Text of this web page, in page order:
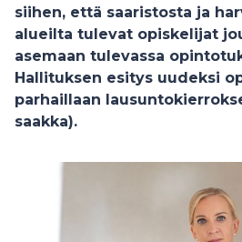
siihen, että saaristosta ja
alueilta tulevat opiskelijat
asemaan tulevassa
Hallituksen esitys uudeksi
parhaillaan
saakka).